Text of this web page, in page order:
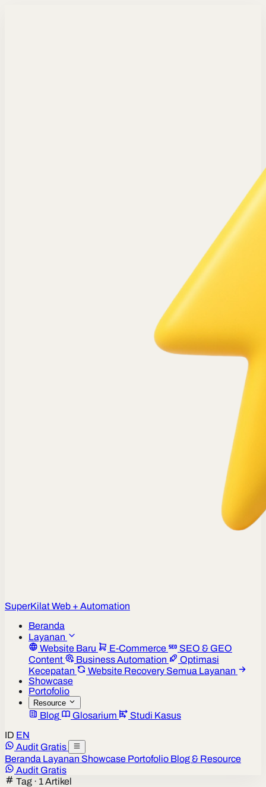
SuperKilatWeb + Automation
Beranda
Layanan
Website Baru
E-Commerce
SEO & GEO
Content
Business Automation
Optimasi
Kecepatan
Website Recovery Semua Layanan
Showcase
Portofolio
Resource
Blog Glosarium
Studi Kasus
ID EN
Audit Gratis
Beranda Layanan Showcase Portofolio Blog & Resource
Audit Gratis
Tag · 1 Artikel